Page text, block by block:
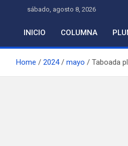
content
sábado, agosto 8, 2026
INICIO COLUMNA
Home 2024 mayo Taboada